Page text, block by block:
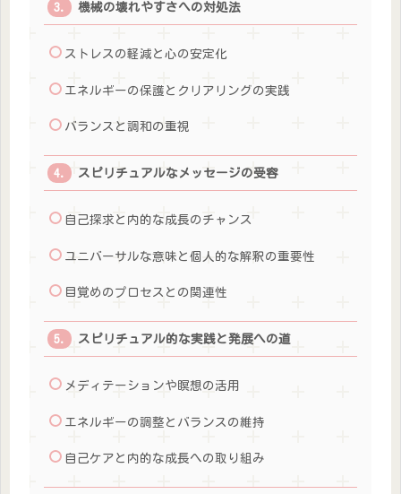
機械の壊れやすさへの対処法
ストレスの軽減と心の安定化
エネルギーの保護とクリアリングの実践
バランスと調和の重視
スピリチュアルなメッセージの受容
自己探求と内的な成長のチャンス
ユニバーサルな意味と個人的な解釈の重要性
目覚めのプロセスとの関連性
スピリチュアル的な実践と発展への道
メディテーションや瞑想の活用
エネルギーの調整とバランスの維持
自己ケアと内的な成長への取り組み